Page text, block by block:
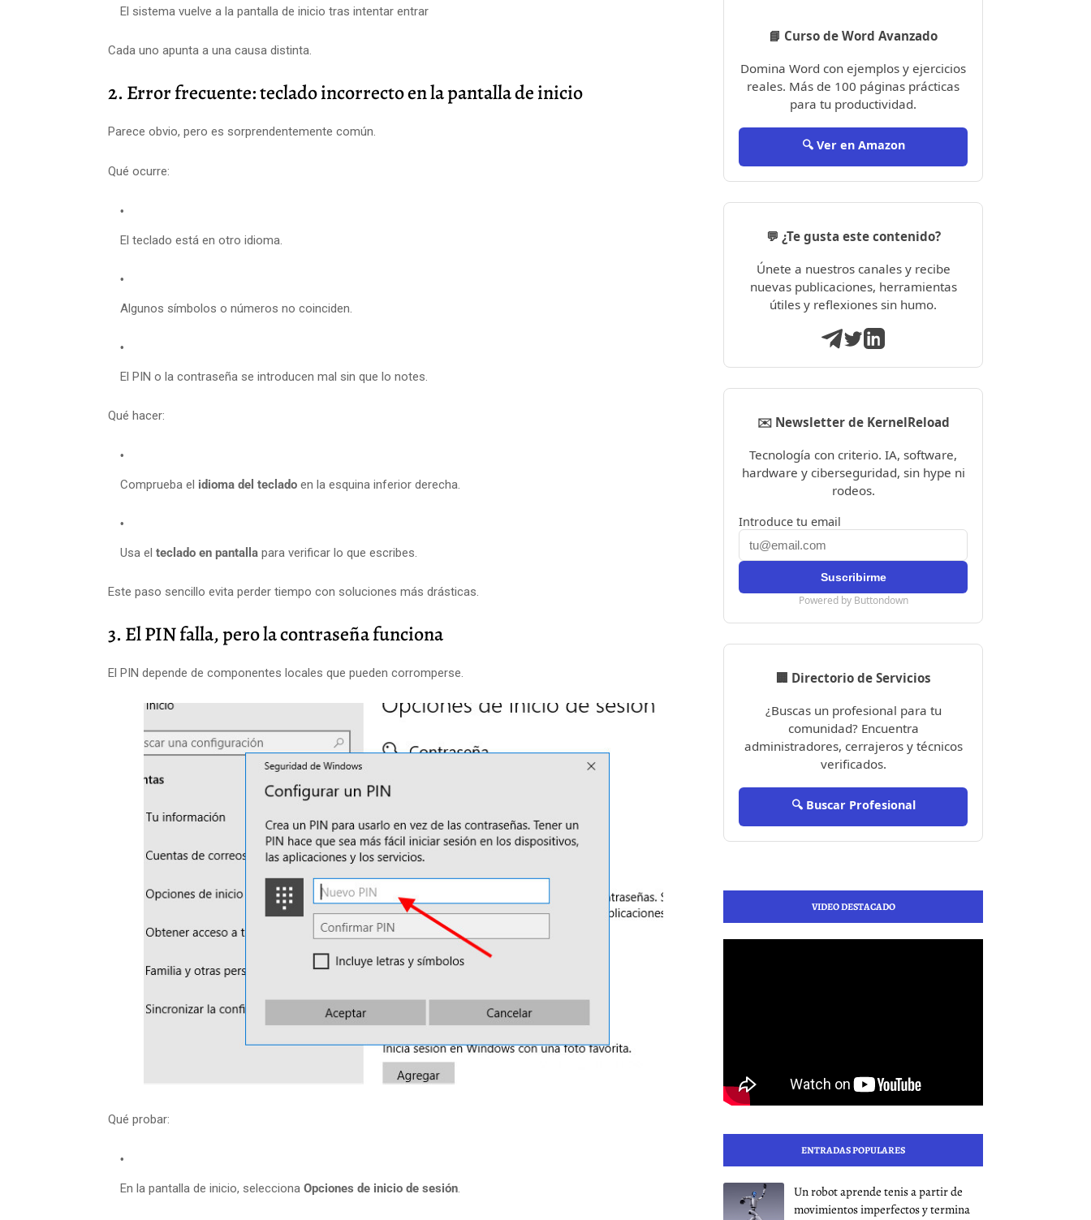
El sistema vuelve a la pantalla de inicio tras intentar entrar
Cada uno apunta a una causa distinta.
2. Error frecuente: teclado incorrecto en la pantalla de inicio
Parece obvio, pero es sorprendentemente común.
Qué ocurre:
El teclado está en otro idioma.
Algunos símbolos o números no coinciden.
El PIN o la contraseña se introducen mal sin que lo notes.
Qué hacer:
Comprueba el idioma del teclado en la esquina inferior derecha.
Usa el teclado en pantalla para verificar lo que escribes.
Este paso sencillo evita perder tiempo con soluciones más drásticas.
3. El PIN falla, pero la contraseña funciona
El PIN depende de componentes locales que pueden corromperse.
Qué probar:
En la pantalla de inicio, selecciona Opciones de inicio de sesión.
📘 Curso de Word Avanzado
Domina Word con ejemplos y ejercicios
reales. Más de 100 páginas prácticas
para tu productividad.
🔍 Ver en Amazon
💬 ¿Te gusta este contenido?
Únete a nuestros canales y recibe
nuevas publicaciones, herramientas
útiles y reflexiones sin humo.
✉️ Newsletter de KernelReload
Tecnología con criterio. IA, software,
hardware y ciberseguridad, sin hype ni
rodeos.
Introduce tu email
Powered by Buttondown
🏢 Directorio de Servicios
¿Buscas un profesional para tu
comunidad? Encuentra
administradores, cerrajeros y técnicos
verificados.
🔍 Buscar Profesional
VIDEO DESTACADO
ENTRADAS POPULARES
Un robot aprende tenis a partir de
movimientos imperfectos y termina